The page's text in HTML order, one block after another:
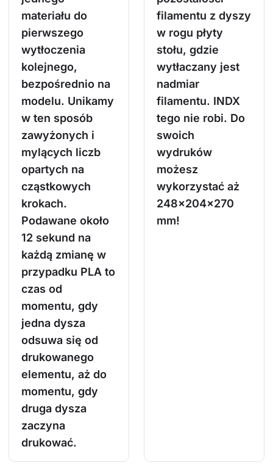
materiału do
pierwszego
wytłoczenia
kolejnego,
bezpośrednio na
modelu. Unikamy
w ten sposób
zawyżonych i
mylących liczb
opartych na
cząstkowych
krokach.
Podawane około
12 sekund na
każdą zmianę w
przypadku PLA to
czas od
momentu, gdy
jedna dysza
odsuwa się od
drukowanego
elementu, aż do
momentu, gdy
druga dysza
zaczyna
drukować.
filamentu z dyszy
w rogu płyty
stołu, gdzie
wytłaczany jest
nadmiar
filamentu. INDX
tego nie robi. Do
swoich
wydruków
możesz
wykorzystać aż
248×204×270
mm!